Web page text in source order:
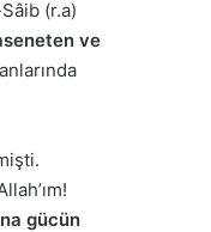
(r.a)
ve
gücün